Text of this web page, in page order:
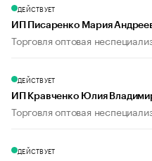
ДЕЙСТВУЕТ
ИП Писаренко Мария
Торговля оптовая
ДЕЙСТВУЕТ
ИП Кравченко Юлия
Торговля оптовая
ДЕЙСТВУЕТ